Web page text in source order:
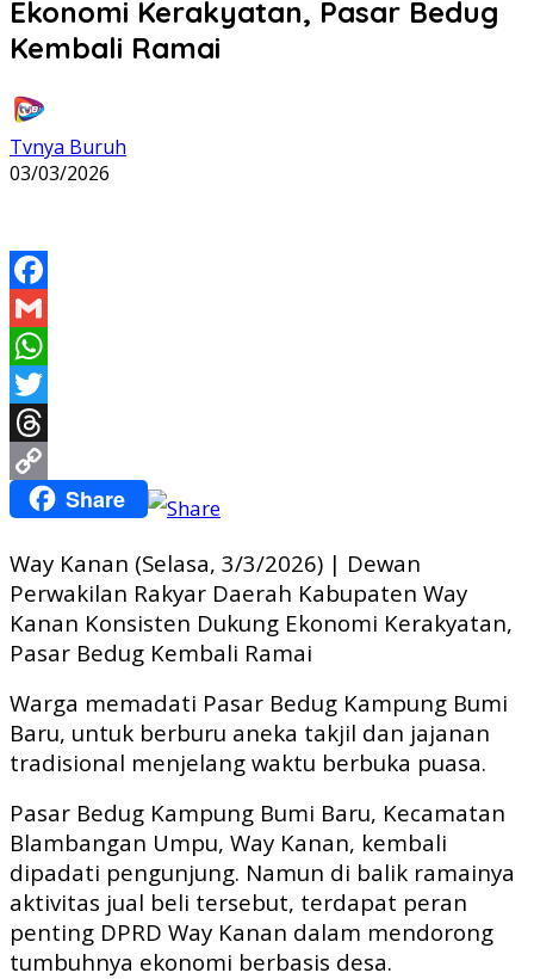
Ekonomi Kerakyatan, Pasar Bedug
Kembali Ramai
Tvnya Buruh
03/03/2026
Facebook
Gmail
WhatsApp
Twitter
Threads
Copy Share
Way Kanan (Selasa, 3/3/2026) | Dewan
Perwakilan Rakyar Daerah Kabupaten Way
Kanan Konsisten Dukung Ekonomi Kerakyatan,
Pasar Bedug Kembali Ramai
Warga memadati Pasar Bedug Kampung Bumi
Baru, untuk berburu aneka takjil dan jajanan
tradisional menjelang waktu berbuka puasa.
Pasar Bedug Kampung Bumi Baru, Kecamatan
Blambangan Umpu, Way Kanan, kembali
dipadati pengunjung. Namun di balik ramainya
aktivitas jual beli tersebut, terdapat peran
penting DPRD Way Kanan dalam mendorong
tumbuhnya ekonomi berbasis desa.